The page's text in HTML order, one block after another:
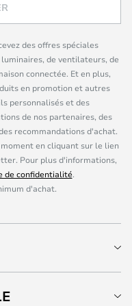
des offres spéciales
de ventilateurs, de
connectée. Et en plus,
en promotion et autres
personnalisés et des
de nos partenaires, des
recommandations d'achat.
en cliquant sur le lien
Pour plus d'informations,
de confidentialité.
d'achat.